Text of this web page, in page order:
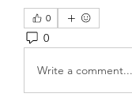
0
0
Write a comment...